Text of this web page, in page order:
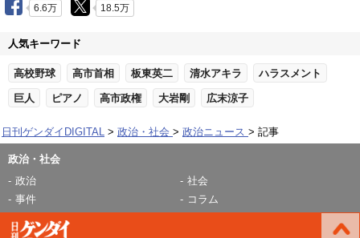
6.6万 18.5万
人気キーワード
高校野球 高市首相 板東英二 清水アキラ ハラスメント
巨人 ピアノ 高市政権 大岩剛 広末涼子
日刊ゲンダイDIGITAL 政治・社会 政治ニュース 記事
政治・社会
政治
社会
事件
コラム